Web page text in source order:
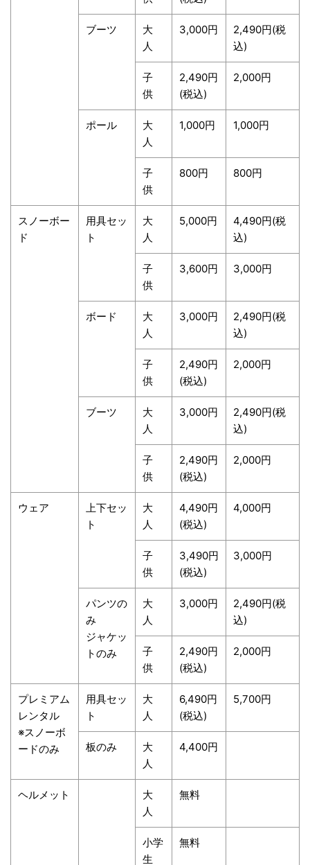
ブーツ
大
人
3,000円
2,490円(税
込)
子
供
2,490円
(税込)
2,000円
ポール
大
人
1,000円 1,000円
子
供
800円 800円
スノーボー
ド
用具セッ
ト
大
人
5,000円
4,490円(税
込)
子
供
3,600円 3,000円
ボード
大
人
3,000円
2,490円(税
込)
子
供
2,490円
(税込)
2,000円
ブーツ
大
人
3,000円
2,490円(税
込)
子
供
2,490円
(税込)
2,000円
ウェア
上下セッ
ト
大
人
4,490円
(税込)
4,000円
子
供
3,490円
(税込)
3,000円
パンツの
み
ジャケッ
トのみ
大
人
3,000円
2,490円(税
込)
子
供
2,490円
(税込)
2,000円
プレミアム
レンタル
※スノーボ
ードのみ
用具セッ
ト
大
人
6,490円
(税込)
5,700円
板のみ
大
人
4,400円
ヘルメット
大
人
無料
小学
生
無料